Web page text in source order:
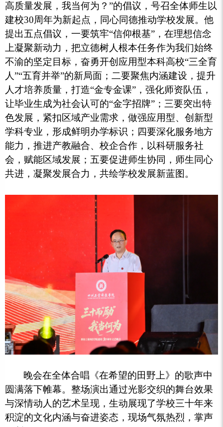
高质量发展，我当何为？”的倡议，号召全体师生以
建校30周年为新起点，同心同德推动学校发展。他
提出五点倡议，一要筑牢“信仰根基”，在理想信念
上凝聚新动力，把立德树人根本任务作为我们始终
不渝的坚定目标，奋勇开创应用型本科高校“三全育
人”“五育并举”的新局面；二要聚焦内涵建设，提升
人才培养质量，打造“金专金课”，强化师资队伍，
让毕业生成为社会认可的“金字招牌”；三要突出特
色发展，紧扣区域产业需求，做强应用型、创新型
学科专业，形成鲜明办学标识；四要深化服务地方
能力，推进产教融合、校企合作，以科研服务社
会，赋能区域发展；五要促进师生协同，师生同心
共进，凝聚发展合力，共绘学校发展新蓝图。
晚会在全体合唱《在希望的田野上》的歌声中
圆满落下帷幕。整场演出通过光影交织的舞台效果
与深情动人的艺术呈现，生动展现了学校三十年来
积淀的文化内涵与奋进姿态，现场气氛热烈，掌声